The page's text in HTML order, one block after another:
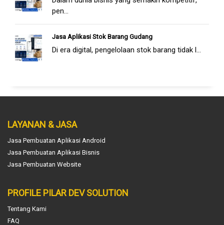
pen...
Jasa Aplikasi Stok Barang Gudang
Di era digital, pengelolaan stok barang tidak l...
LAYANAN & JASA
Jasa Pembuatan Aplikasi Android
Jasa Pembuatan Aplikasi Bisnis
Jasa Pembuatan Website
PROFILE PILAR DEV SOLUTION
Tentang Kami
FAQ